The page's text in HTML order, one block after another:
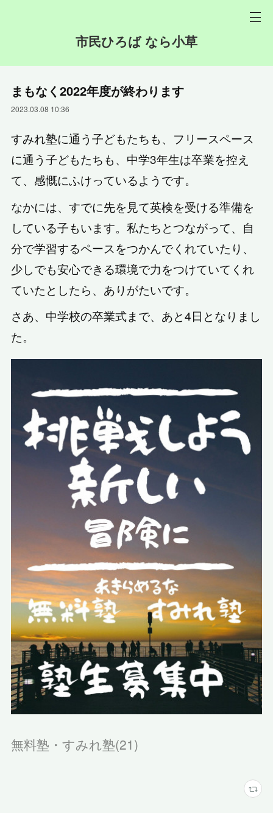
市民ひろば なら小草
まもなく2022年度が終わります
2023.03.08 10:36
すみれ塾に通う子どもたちも、フリースペース
に通う子どもたちも、中学3年生は卒業を控え
て、感慨にふけっているようです。
なかには、すでに先を見て英検を受ける準備を
している子もいます。私たちとつながって、自
分で学習するペースをつかんでくれていたり、
少しでも安心できる環境で力をつけていてくれ
ていたとしたら、ありがたいです。
さあ、中学校の卒業式まで、あと4日となりまし
た。
無料塾・すみれ塾(21)